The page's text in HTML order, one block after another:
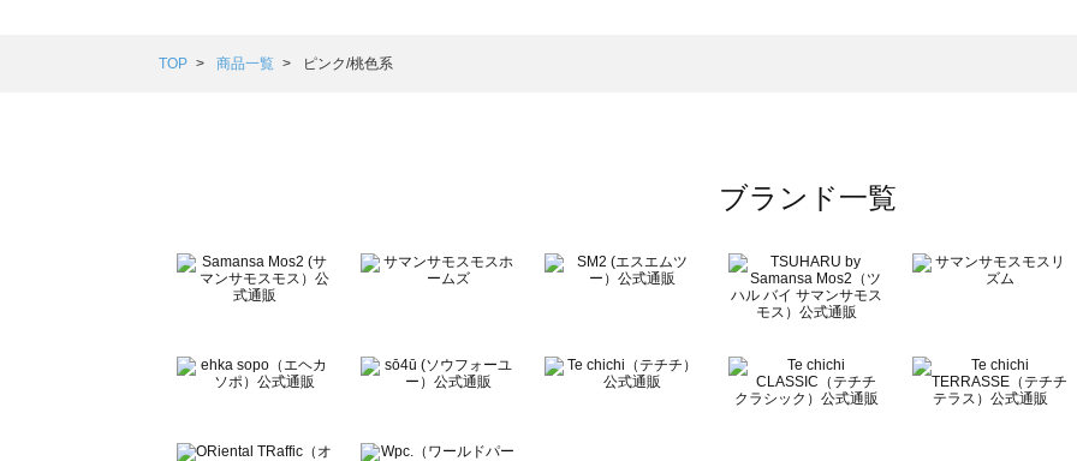
Samansa Mos2 Lagom（サマンサモスモス ラーゴム）の一覧
BETTY'S BLUE（べティーズブルー）の一覧
Wpc.（ワールドパーティー）の一覧
TOP 商品一覧 ピンク/桃色系
ブランド一覧